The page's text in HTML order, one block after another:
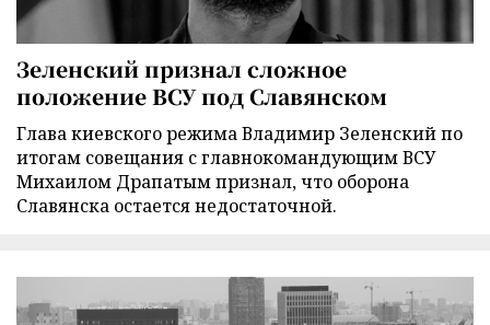
Зеленский признал сложное
положение ВСУ под Славянском
Глава киевского режима Владимир Зеленский по
итогам совещания с главнокомандующим ВСУ
Михаилом Драпатым признал, что оборона
Славянска остается недостаточной.